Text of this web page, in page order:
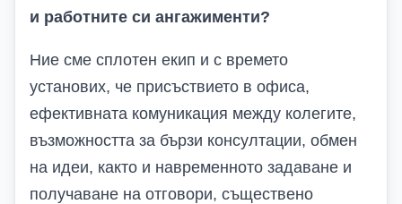
и работните си ангажименти?
Ние сме сплотен екип и с времето
установих, че присъствието в офиса,
ефективната комуникация между колегите,
възможността за бързи консултации, обмен
на идеи, както и навременното задаване и
получаване на отговори, съществено